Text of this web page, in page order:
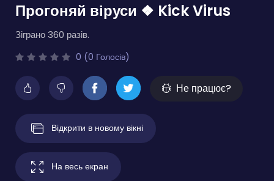
Прогоняй віруси ❖ Kick Virus
Зіграно 360 разів.
0 (0 Голосів)
Не працює?
Відкрити в новому вікні
На весь екран